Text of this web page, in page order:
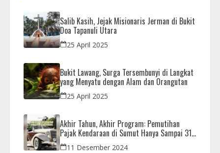
Salib Kasih, Jejak Misionaris Jerman di Bukit
Doa Tapanuli Utara
25 April 2025
Bukit Lawang, Surga Tersembunyi di Langkat
yang Menyatu dengan Alam dan Orangutan
25 April 2025
Akhir Tahun, Akhir Program: Pemutihan
Pajak Kendaraan di Sumut Hanya Sampai 31
Desember
11 Desember 2024